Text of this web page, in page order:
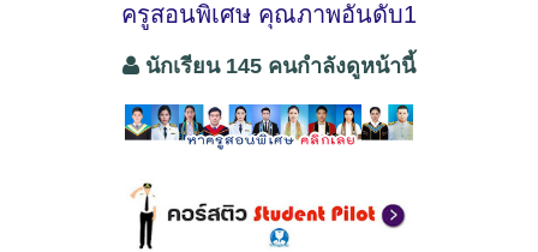
ครูสอนพิเศษ คุณภาพอันดับ1
นักเรียน 145 คนกำลังดูหน้านี้